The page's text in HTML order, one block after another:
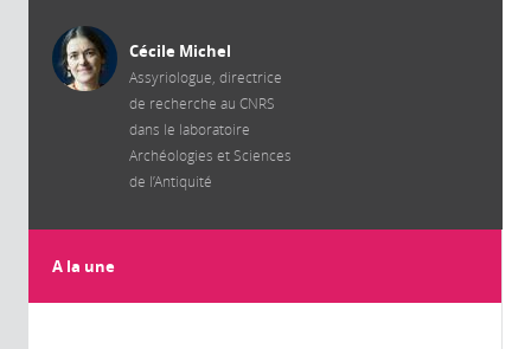
Cécile Michel
Assyriologue, directrice
de recherche au CNRS
dans le laboratoire
Archéologies et Sciences
de l’Antiquité
A la une